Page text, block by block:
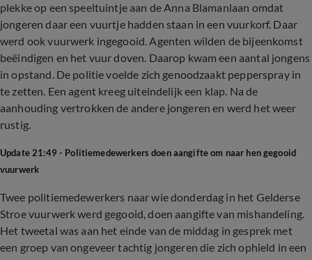
plekke op een speeltuintje aan de Anna Blamanlaan omdat
jongeren daar een vuurtje hadden staan in een vuurkorf. Daar
werd ook vuurwerk ingegooid. Agenten wilden de bijeenkomst
beëindigen en het vuur doven. Daarop kwam een aantal jongens
in opstand. De politie voelde zich genoodzaakt pepperspray in
te zetten. Een agent kreeg uiteindelijk een klap. Na de
aanhouding vertrokken de andere jongeren en werd het weer
rustig.
Update 21:49 - Politiemedewerkers doen aangifte om naar hen gegooid
vuurwerk
Twee politiemedewerkers naar wie donderdag in het Gelderse
Stroe vuurwerk werd gegooid, doen aangifte van mishandeling.
Het tweetal was aan het einde van de middag in gesprek met
een groep van ongeveer tachtig jongeren die zich ophield in een